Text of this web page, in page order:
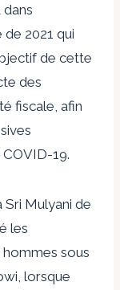
2021 qui
de cette
des
fiscale, afin
19.
Mulyani de
les
sous
lorsque